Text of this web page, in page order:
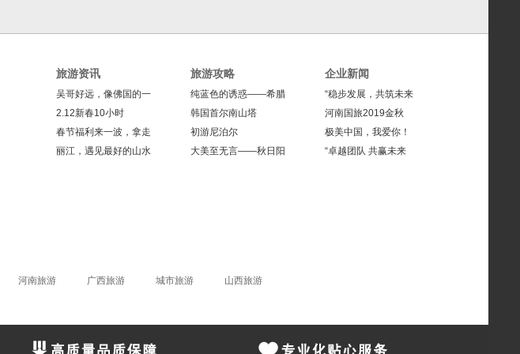
旅游资讯
吴哥好远，像佛国的一
2.12新春10小时
春节福利来一波，拿走
丽江，遇见最好的山水
旅游攻略
纯蓝色的诱惑——希腊
韩国首尔南山塔
初游尼泊尔
大美至无言——秋日阳
企业新闻
“稳步发展，共筑未来
河南国旅2019金秋
极美中国，我爱你！
“卓越团队 共赢未来
河南旅游 广西旅游 城市旅游
山西旅游